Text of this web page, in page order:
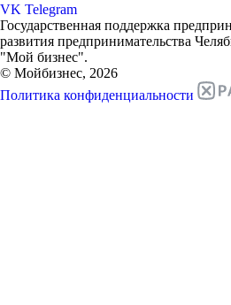
VK Telegram
Государственная поддержка
развития предпринимательства
"Мой бизнес".
© Мойбизнес, 2026
Политика конфиденциальности